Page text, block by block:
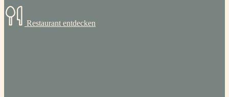
Restaurant entdecken